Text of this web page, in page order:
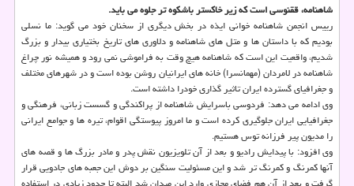
شاهنامه، ققنوسی است که زیر خاکستر باشکوه تر جلوه می باید.
رییس انجمن شاهنامه خوانی ایذه در بخش دیگری از سخنان خود می گوید: ما نسلی
بودیم که با داستان ها و متل های شاهنامه و دلاوری های تاریخ بختیاری بیدار و بزرگ
شدیم، واقعیت این است که شاهنامه هیچ وقت به فراموشی نمی رود و همیشه نور چراغ
شاهنامه در لامردان (مهمانسرا) خانه های ایرانیان روشن بوده است و در شهرهای مختلف
و جغرافیای گسترده ایران تاثیر گذاری خودرا داشته است.
وی ادامه می دهد: فردوسی باسرایش شاهنامه از پراکندگی و گسست زبانی، فرهنگی و
جغرافیایی ایران جلوگیری کرده است و ما امروز پیوستگی اقوام، تیره ها و جوامع ایرانی
را مدیون پیر فرزانه توس هستیم.
وی افزود: با پیدایش رادیو و بعد از آن تلویزیون نقش پدر و مادر بزرگ ها و قصه های
آنها کمرنگ و کمرنگ تر شد و این مسئولیت سنگین بر دوش این جعبه های جادویی قرار